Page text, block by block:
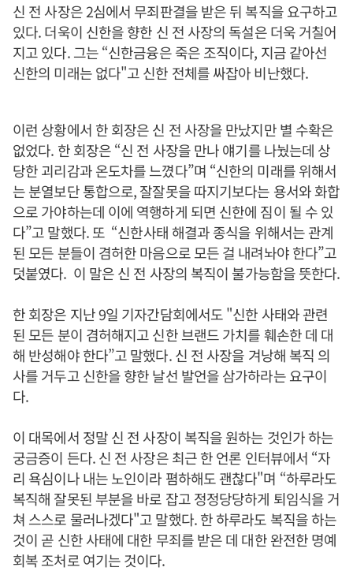
신 전 사장은 2심에서 무죄판결을 받은 뒤 복직을 요구하고
있다. 더욱이 신한을 향한 신 전 사장의 독설은 더욱 거칠어
지고 있다. 그는 “신한금융은 죽은 조직이다, 지금 같아선
신한의 미래는 없다"고 신한 전체를 싸잡아 비난했다.
이런 상황에서 한 회장은 신 전 사장을 만났지만 별 수확은
없었다. 한 회장은 “신 전 사장을 만나 얘기를 나눴는데 상
당한 괴리감과 온도차를 느꼈다”며 “신한의 미래를 위해서
는 분열보단 통합으로, 잘잘못을 따지기보다는 용서와 화합
으로 가야하는데 이에 역행하게 되면 신한에 짐이 될 수 있
다”고 말했다. 또 “신한사태 해결과 종식을 위해서는 관계
된 모든 분들이 겸허한 마음으로 모든 걸 내려놔야 한다”고
덧붙였다. 이 말은 신 전 사장의 복직이 불가능함을 뜻한다.
한 회장은 지난 9일 기자간담회에서도 "신한 사태와 관련
된 모든 분이 겸허해지고 신한 브랜드 가치를 훼손한 데 대
해 반성해야 한다”고 말했다. 신 전 사장을 겨낭해 복직 의
사를 거두고 신한을 향한 날선 발언을 삼가하라는 요구이
다.
이 대목에서 정말 신 전 사장이 복직을 원하는 것인가 하는
궁금증이 든다. 신 전 사장은 최근 한 언론 인터뷰에서 “자
리 욕심이나 내는 노인이라 폄하해도 괜찮다"며 “하루라도
복직해 잘못된 부분을 바로 잡고 정정당당하게 퇴임식을 거
쳐 스스로 물러나겠다"고 말했다. 한 하루라도 복직을 하는
것이 곧 신한 사태에 대한 무죄를 받은 데 대한 완전한 명예
회복 조처로 여기는 것이다.